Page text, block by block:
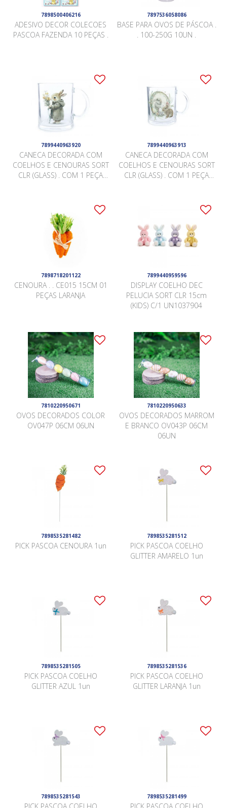
7898500406216
ADESIVO DECOR COLECOES
PASCOA FAZENDA 10 PEÇAS .
7897536058086
BASE PARA OVOS DE PÁSCOA .
. 100-250G 10UN .
7899440963920
CANECA DECORADA COM
COELHOS E CENOURAS SORT
CLR (GLASS) . COM 1 PEÇA
7899440963913
CANECA DECORADA COM
COELHOS E CENOURAS SORT
CLR (GLASS) . COM 1 PEÇA
7898718201122
CENOURA . . CE015 15CM 01
PEÇAS LARANJA
7899440959596
DISPLAY COELHO DEC
PELUCIA SORT CLR 15cm
(KIDS) C/1 UN1037904
7810220950671
OVOS DECORADOS COLOR
OV047P 06CM 06UN
7810220950633
OVOS DECORADOS MARROM
E BRANCO OV043P 06CM
06UN
7898535281482
PICK PASCOA CENOURA 1un
7898535281512
PICK PASCOA COELHO
GLITTER AMARELO 1un
7898535281505
PICK PASCOA COELHO
GLITTER AZUL 1un
7898535281536
PICK PASCOA COELHO
GLITTER LARANJA 1un
7898535281543 7898535281499